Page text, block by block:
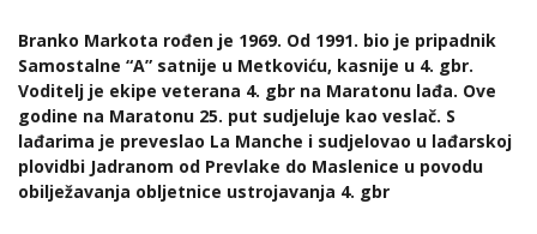
Branko Markota rođen je 1969. Od 1991. bio je pripadnik
Samostalne “A” satnije u Metkoviću, kasnije u 4. gbr.
Voditelj je ekipe veterana 4. gbr na Maratonu lađa. Ove
godine na Maratonu 25. put sudjeluje kao veslač. S
lađarima je preveslao La Manche i sudjelovao u lađarskoj
plovidbi Jadranom od Prevlake do Maslenice u povodu
obilježavanja obljetnice ustrojavanja 4. gbr